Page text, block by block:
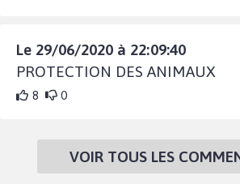
Le 29/06/2020 à 22:09:40
PROTECTION DES ANIMAUX
8 0
VOIR TOUS LES